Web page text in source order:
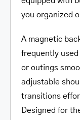
you organized
A magnetic
frequently
or outings
adjustable
transitions
Designed for